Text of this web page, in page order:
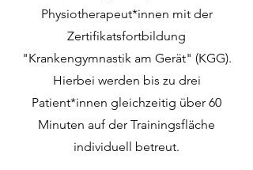
Physiotherapeut*innen mit der
Zertifikatsfortbildung
"Krankengymnastik am Gerät" (KGG).
Hierbei werden bis zu drei
Patient*innen gleichzeitig über 60
Minuten auf der Trainingsfläche
individuell betreut.